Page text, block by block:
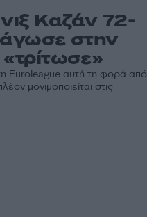
Καζάν 72-
στην
Euroleague αυτή τη φορά από
μονιμοποιείται στις